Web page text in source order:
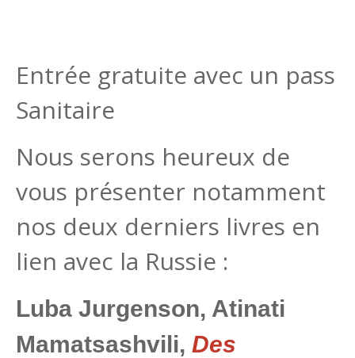
Entrée gratuite avec un pass
Sanitaire
Nous serons heureux de
vous présenter notamment
nos deux derniers livres en
lien avec la Russie :
Luba Jurgenson, Atinati
Mamatsashvili, Des